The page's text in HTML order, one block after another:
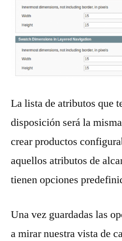
La lista de atributos que
disposición será la
crear productos
aquellos atributos de
tienen opciones
Una vez guardadas las
a mirar nuestra vista de